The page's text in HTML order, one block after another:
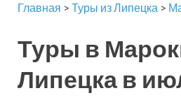
Главная > Туры из Липецка >
Туры в
Липецка в